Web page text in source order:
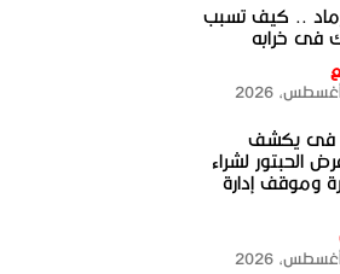
.. كيف تسبب
فى خرابه
فى يكشف
الحبتور لشراء
وموقف إدارة